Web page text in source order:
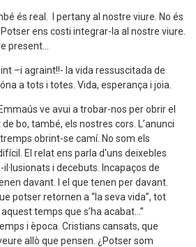
és real. I pertany al nostre viure. No és
ens costi integrar-la al nostre viure.
present...
–i agraint!!- la vida ressuscitada de
a tots i totes. Vida, esperança i joia.
ve avui a trobar-nos per obrir el
bo, també, els nostres cors. L’anunci
obrint-se camí. No som els
El relat ens parla d'uns deixebles
i decebuts. Incapaços de
davant. I el que tenen per davant.
potser retornen a “la seva vida”, tot
temps que s’ha acabat...”
i època. Cristians cansats, que
allò que pensen. ¿Potser som